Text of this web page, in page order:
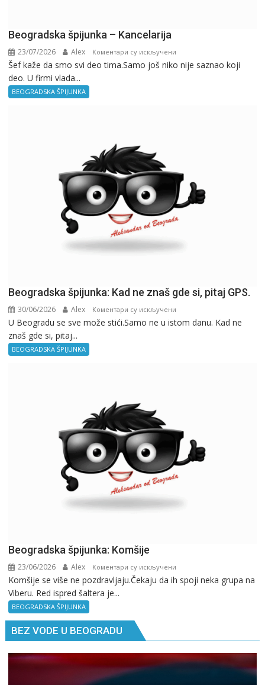
Beogradska špijunka – Kancelarija
23/07/2026 Alex Коментари су искључени
Beogradska
Šef kaže da smo svi deo tima.Samo još niko nije saznao koji
deo. U firmi vlada...
BEOGRADSKA ŠPIJUNKA
Beogradska špijunka: Kad ne znaš gde si, pitaj GPS.
30/06/2026 Alex Коментари су искључени
Beogradska
U Beogradu se sve može stići.Samo ne u istom danu. Kad ne
znaš gde si, pitaj...
BEOGRADSKA ŠPIJUNKA
Beogradska špijunka: Komšije
23/06/2026 Alex Коментари су искључени
Beogradska
Komšije se više ne pozdravljaju.Čekaju da ih spoji neka grupa na
Viberu. Red ispred šaltera je...
BEOGRADSKA ŠPIJUNKA
BEZ VODE U BEOGRADU